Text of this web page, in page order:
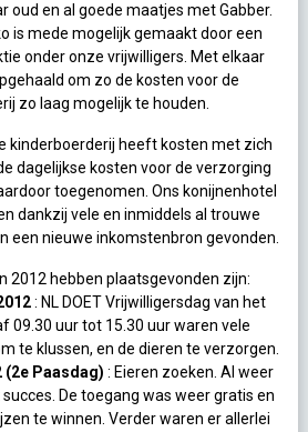
oud en al goede maatjes met Gabber.
is mede mogelijk gemaakt door een
onder onze vrijwilligers. Met elkaar
om zo de kosten voor de
zo laag mogelijk te houden.
kinderboerderij heeft kosten met zich
dagelijkse kosten voor de verzorging
toegenomen. Ons konijnenhotel
dankzij vele en inmiddels al trouwe
een nieuwe inkomstenbron gevonden.
2012 hebben plaatsgevonden zijn:
: NL DOET Vrijwilligersdag van het
09.30 uur tot 15.30 uur waren vele
te klussen, en de dieren te verzorgen.
(2e Paasdag) : Eieren zoeken. Al weer
De toegang was weer gratis en
te winnen. Verder waren er allerlei